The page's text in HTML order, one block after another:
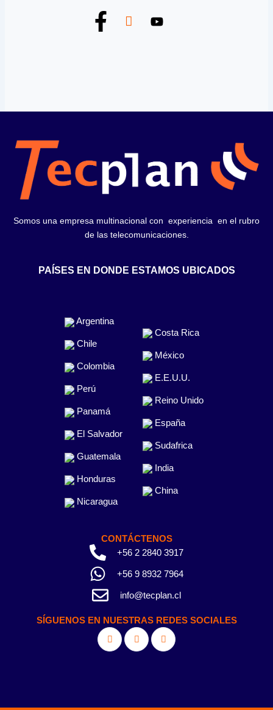
Somos una empresa multinacional con experiencia en el rubro
de las telecomunicaciones.
PAÍSES EN DONDE ESTAMOS UBICADOS
Argentina
Chile
Colombia
Perú
Panamá
El Salvador
Guatemala
Honduras
Nicaragua
Costa Rica
México
E.E.U.U.
Reino Unido
España
Sudafrica
India
China
CONTÁCTENOS
+56 2 2840 3917
+56 9 8932 7964
info@tecplan.cl
SÍGUENOS EN NUESTRAS REDES SOCIALES